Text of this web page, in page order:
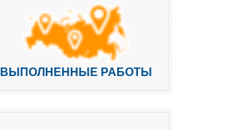
ВЫПОЛНЕННЫЕ РАБОТЫ